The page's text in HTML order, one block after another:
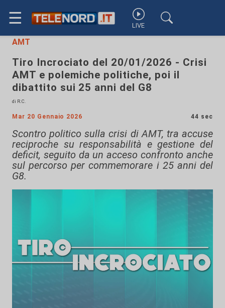
☰ LIVE
AMT
Tiro Incrociato del 20/01/2026 - Crisi
AMT e polemiche politiche, poi il
dibattito sui 25 anni del G8
di R.C.
Mar 20 Gennaio 2026 44 sec
Scontro politico sulla crisi di AMT, tra accuse
reciproche su responsabilità e gestione del
deficit, seguito da un acceso confronto anche
sul percorso per commemorare i 25 anni del
G8.